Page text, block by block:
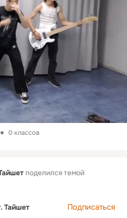
0 классов
поделился темой
Тайшет Подписаться